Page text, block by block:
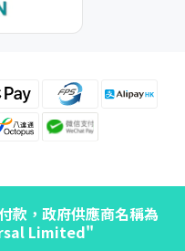
款，政府供應商名稱為
Limited"